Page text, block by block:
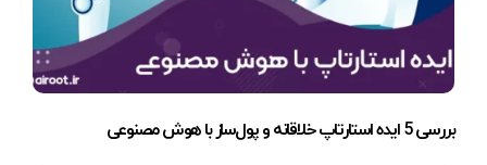
بررسی 5 ایده استارتاپ خلاقانه و پول‌ساز با هوش مصنوعی